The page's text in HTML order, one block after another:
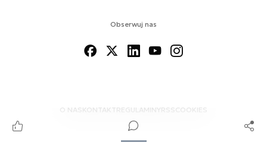
Obserwuj nas
O NAS KONTAKTREGULAMINYRSS COOKIES